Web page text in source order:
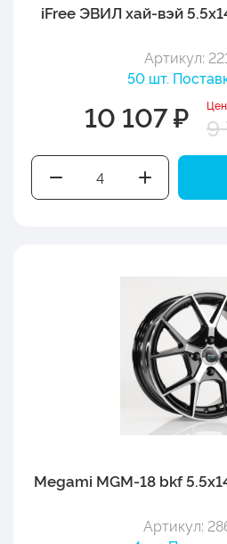
iFree ЭВИЛ хай-вэй
Артикул:
50 шт.
10 107 ₽ 9
Megami MGM-18 bkf
Артикул: